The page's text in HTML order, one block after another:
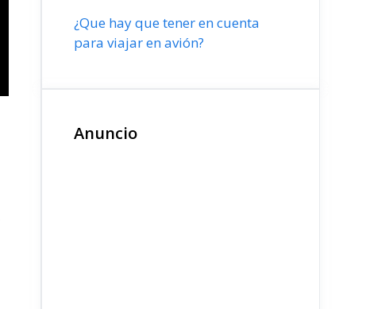
¿Que hay que tener en cuenta
para viajar en avión?
Anuncio